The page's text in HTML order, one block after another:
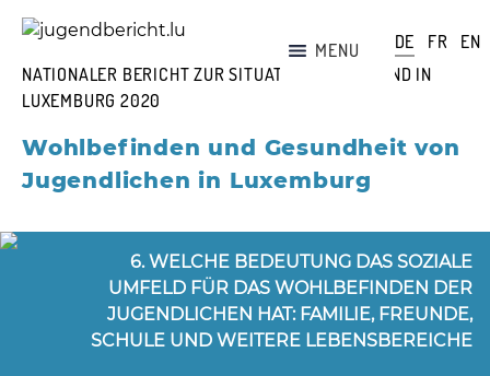
Skip
content
jugendbericht.lu
NATIONALER BERICHT ZUR SITUATION DER JUGEND IN
LUXEMBURG 2020
Wohlbefinden und Gesundheit von
Jugendlichen in Luxemburg
MENU
TEAM
KONTAKT
DE FR EN
6. WELCHE BEDEUTUNG DAS SOZIALE
UMFELD FÜR DAS WOHLBEFINDEN DER
JUGENDLICHEN HAT: FAMILIE, FREUNDE,
SCHULE UND WEITERE LEBENSBEREICHE